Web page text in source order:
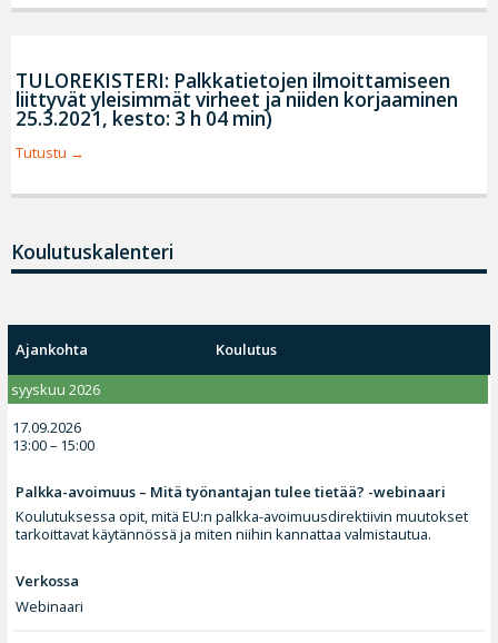
TULOREKISTERI: Palkkatietojen ilmoittamiseen
liittyvät yleisimmät virheet ja niiden korjaaminen
25.3.2021, kesto: 3 h 04 min)
Tutustu
Koulutuskalenteri
Ajankohta
Koulutus
syyskuu 2026
17.09.2026
13:00 – 15:00
Palkka-avoimuus – Mitä työnantajan tulee tietää? -webinaari
Koulutuksessa opit, mitä EU:n palkka-avoimuusdirektiivin muutokset
tarkoittavat käytännössä ja miten niihin kannattaa valmistautua.
Verkossa
Webinaari